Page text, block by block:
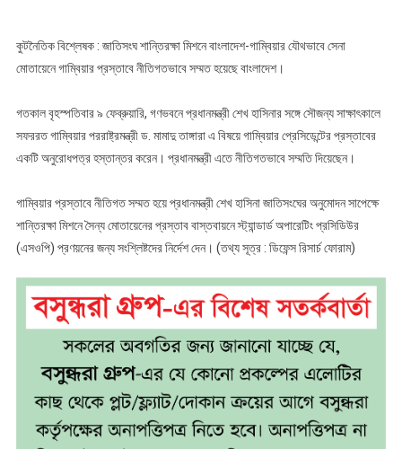
কুটনৈতিক বিশ্লেষক : জাতিসংঘ শান্তিরক্ষা মিশনে বাংলাদেশ-গাম্বিয়ার যৌথভাবে সেনা
মোতায়েনে গাম্বিয়ার প্রস্তাবে নীতিগতভাবে সম্মত হয়েছে বাংলাদেশ।
গতকাল বৃহস্পতিবার ৯ ফেব্রুয়ারি, গণভবনে প্রধানমন্ত্রী শেখ হাসিনার সঙ্গে সৌজন্য সাক্ষাৎকালে
সফররত গাম্বিয়ার পররাষ্ট্রমন্ত্রী ড. মামাদু তাঙ্গারা এ বিষয়ে গাম্বিয়ার প্রেসিডেন্টের প্রস্তাবের
একটি অনুরোধপত্র হস্তান্তর করেন। প্রধানমন্ত্রী এতে নীতিগতভাবে সম্মতি দিয়েছেন।
গাম্বিয়ার প্রস্তাবে নীতিগত সম্মত হয়ে প্রধানমন্ত্রী শেখ হাসিনা জাতিসংঘের অনুমোদন সাপেক্ষে
শান্তিরক্ষা মিশনে সৈন্য মোতায়েনের প্রস্তাব বাস্তবায়নে স্ট্যান্ডার্ড অপারেটিং প্রসিডিউর
(এসওপি) প্রণয়নের জন্য সংশ্লিষ্টদের নির্দেশ দেন। (তথ্য সূত্র : ডিফেন্স রিসার্চ ফোরাম)